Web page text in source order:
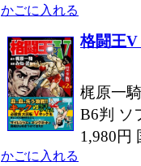
かごに入れる
格闘王V
梶原一
B6判 ソ
1,980円
かごに入れる